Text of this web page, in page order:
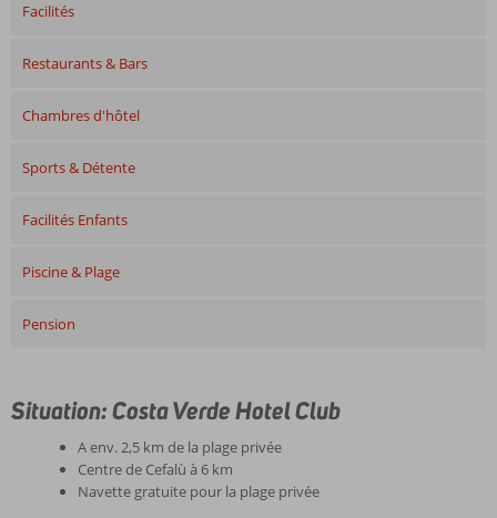
Facilités
Restaurants & Bars
Chambres d'hôtel
Sports & Détente
Facilités Enfants
Piscine & Plage
Pension
Situation: Costa Verde Hotel Club
A env. 2,5 km de la plage privée
Centre de Cefalù à 6 km
Navette gratuite pour la plage privée